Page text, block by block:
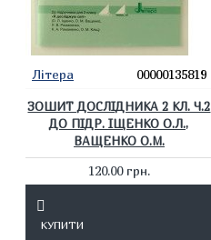
Літера 00000135819
ЗОШИТ ДОСЛІДНИКА 2 КЛ. Ч.2
ДО ПІДР. ІЩЕНКО О.Л.,
ВАЩЕНКО О.М.
120.00 грн.
КУПИТИ